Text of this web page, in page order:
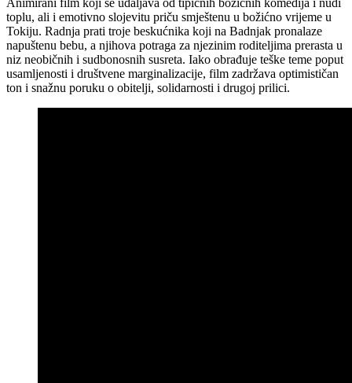
toplu, ali i emotivno slojevitu priču smještenu u božićno vrijeme u
Tokiju. Radnja prati troje beskućnika koji na Badnjak pronalaze
napuštenu bebu, a njihova potraga za njezinim roditeljima prerasta u
niz neobičnih i sudbonosnih susreta. Iako obrađuje teške teme poput
usamljenosti i društvene marginalizacije, film zadržava optimističan
ton i snažnu poruku o obitelji, solidarnosti i drugoj prilici.